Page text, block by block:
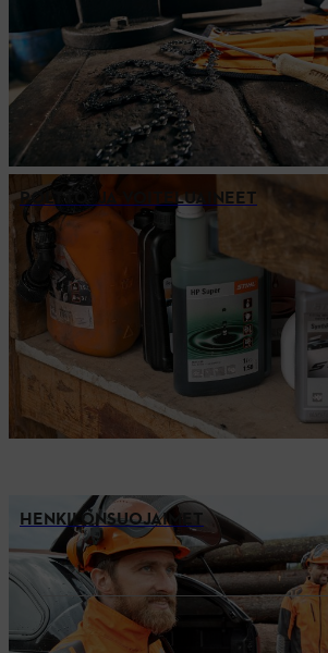
POLTTO- JA VOITELUAINEET
HENKILÖNSUOJAIMET